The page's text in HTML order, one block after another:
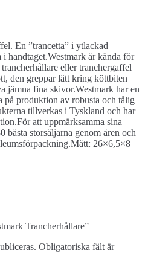
En ”trancetta” i ytlackad
handtaget.Westmark är kända för
eller tranchergaffel
den greppar lätt kring köttbiten
jämna fina skivor.Westmark har en
på produktion av robusta och tålig
tillverkas i Tyskland och har
att uppmärksamma sina
bästa storsäljarna genom åren och
26×6,5×8
Trancherhållare”
Obligatoriska fält är